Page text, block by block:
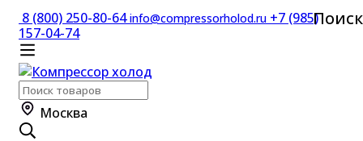
8 (800) 250-80-64info@compressorholod.ru +7 (985)
157-04-74
Поиск
по:
Поиск
Москва